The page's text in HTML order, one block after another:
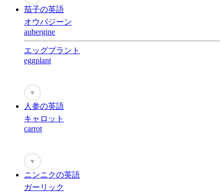
茄子の英語
オウバジーン
aubergine
エッグプラント
eggplant
♥
人参の英語
キャロット
carrot
♥
ニンニクの英語
ガーリック